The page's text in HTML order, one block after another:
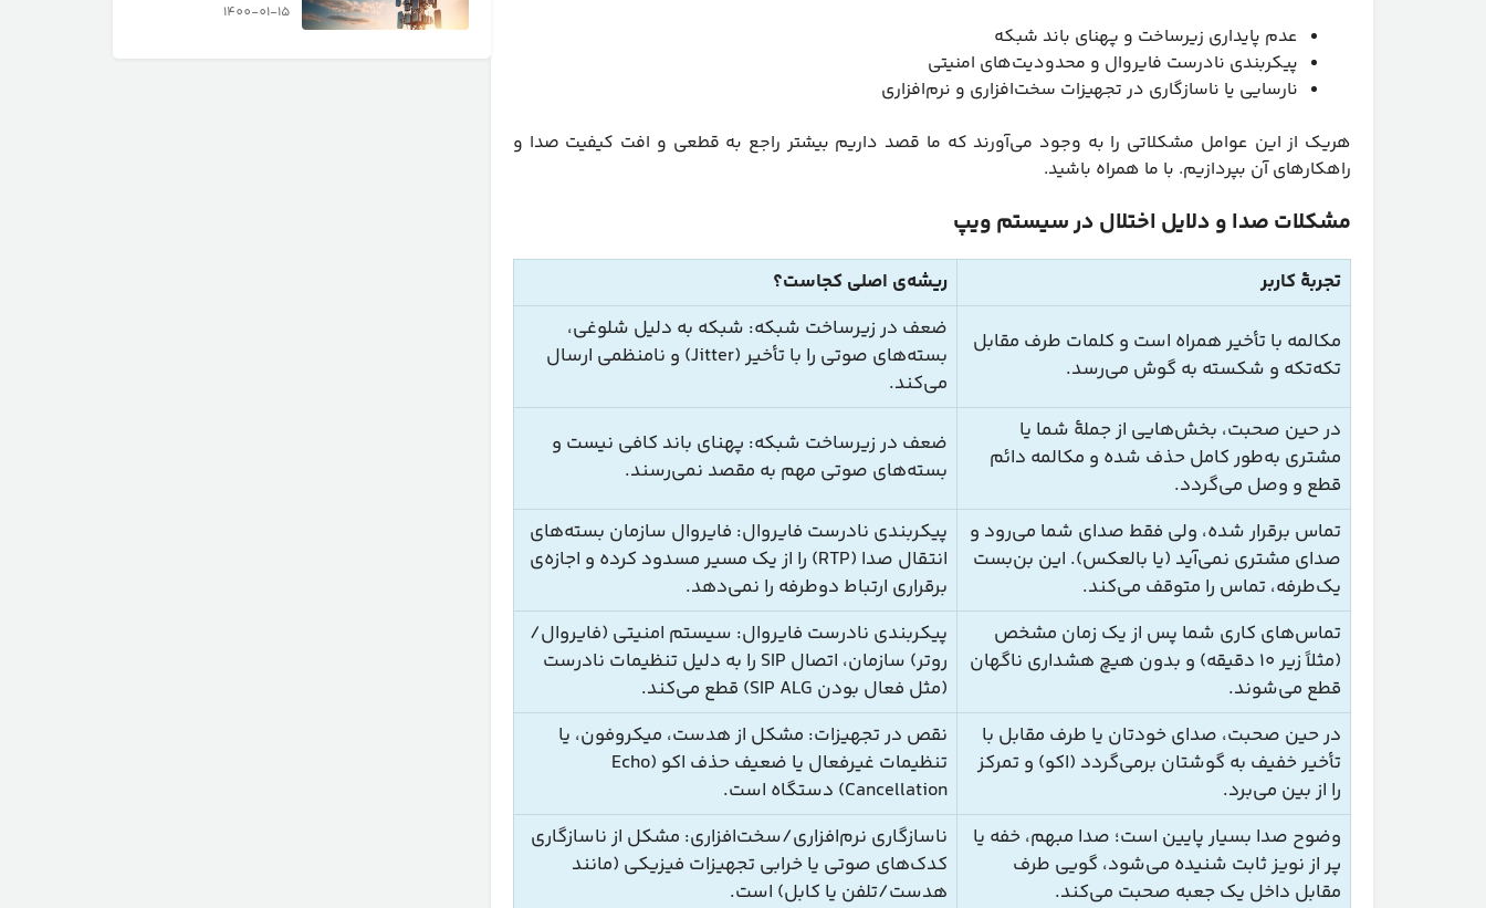
عدم پایداری زیرساخت و پهنای باند شبکه
پیکربندی نادرست فایروال و محدودیت‌های امنیتی
نارسایی یا ناسازگاری در تجهیزات سخت‌افزاری و نرم‌افزاری
هریک از این عوامل مشکلاتی را به وجود می‌آورند که ما قصد داریم بیشتر راجع به قطعی و افت کیفیت صدا و
راهکارهای آن بپردازیم. با ما همراه باشید.
مشکلات صدا و دلایل اختلال در سیستم ویپ
تجربۀ کاربر ریشه‌ی اصلی کجاست؟
مکالمه با تأخیر همراه است و کلمات طرف مقابل
تکه‌تکه و شکسته به گوش می‌رسد.
ضعف در زیرساخت شبکه: شبکه به دلیل شلوغی،
بسته‌های صوتی را با تأخیر (Jitter) و نامنظمی ارسال
می‌کند.
در حین صحبت، بخش‌هایی از جملۀ شما یا
مشتری به‌طور کامل حذف شده و مکالمه دائم
قطع و وصل می‌گردد.
ضعف در زیرساخت شبکه: پهنای باند کافی نیست و
بسته‌های صوتی مهم به مقصد نمی‌رسند.
تماس برقرار شده، ولی فقط صدای شما می‌رود و
صدای مشتری نمی‌آید (یا بالعکس). این بن‌بست
یک‌طرفه، تماس را متوقف می‌کند.
پیکربندی نادرست فایروال: فایروال سازمان بسته‌های
انتقال صدا (RTP) را از یک مسیر مسدود کرده و اجازه‌ی
برقراری ارتباط دوطرفه را نمی‌دهد.
تماس‌های کاری شما پس از یک زمان مشخص
(مثلاً زیر ۱۰ دقیقه) و بدون هیچ هشداری ناگهان
قطع می‌شوند.
پیکربندی نادرست فایروال: سیستم امنیتی (فایروال/
روتر) سازمان، اتصال SIP را به دلیل تنظیمات نادرست
(مثل فعال بودن SIP ALG) قطع می‌کند.
در حین صحبت، صدای خودتان یا طرف مقابل با
تأخیر خفیف به گوشتان برمی‌گردد (اکو) و تمرکز
را از بین می‌برد.
نقص در تجهیزات: مشکل از هدست، میکروفون، یا
تنظیمات غیرفعال یا ضعیف حذف اکو (Echo
Cancellation) دستگاه است.
وضوح صدا بسیار پایین است؛ صدا مبهم، خفه‌ یا
پر از نویز ثابت شنیده می‌شود، گویی طرف
مقابل داخل یک جعبه صحبت می‌کند.
ناسازگاری نرم‌افزاری/سخت‌افزاری: مشکل از ناسازگاری
کدک‌های صوتی یا خرابی تجهیزات فیزیکی (مانند
هدست/تلفن یا کابل) است.
1400-01-15